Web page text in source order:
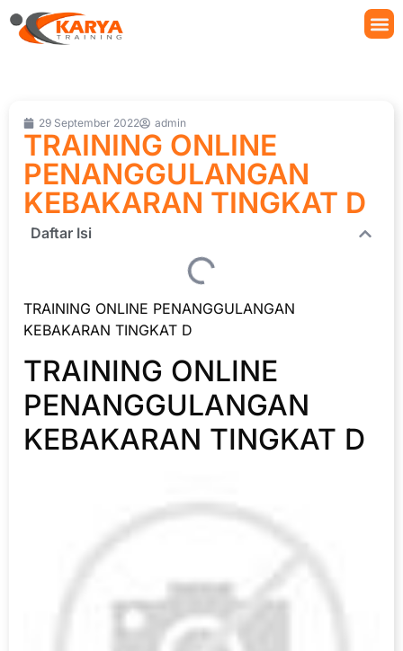
29 September 2022 admin
TRAINING ONLINE
PENANGGULANGAN
KEBAKARAN TINGKAT D
Daftar Isi
TRAINING ONLINE PENANGGULANGAN
KEBAKARAN TINGKAT D
TRAINING ONLINE
PENANGGULANGAN
KEBAKARAN TINGKAT D